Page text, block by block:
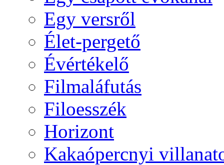
Egy versről
Élet-pergető
Évértékelő
Filmaláfutás
Filoesszék
Horizont
Kakaópercnyi